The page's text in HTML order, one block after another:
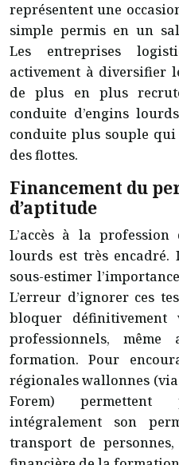
représentent une
simple permis en un
Les entreprises
activement à diversifier
de plus en plus
conduite d’engins
conduite plus souple
des flottes.
Financement du
d’aptitude
L’accès à la
lourds est très encadré.
sous-estimer
L’erreur d’ignorer ces
bloquer définitivement
professionnels,
formation. Pour
régionales wallonnes
Forem)
intégralement son
transport de